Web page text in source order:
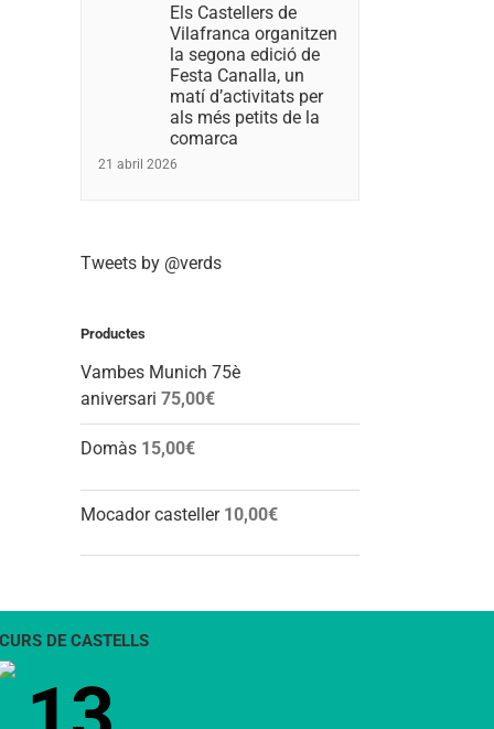
Els Castellers de
Vilafranca organitzen
la segona edició de
Festa Canalla, un
matí d’activitats per
als més petits de la
comarca
21 abril 2026
Tweets by @verds
Productes
Vambes Munich 75è
aniversari 75,00€
Domàs 15,00€
Mocador casteller 10,00€
DE CASTELLS